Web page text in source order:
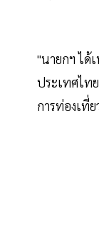
"นายกฯ ได้
ประเทศไท
การท่องเที่